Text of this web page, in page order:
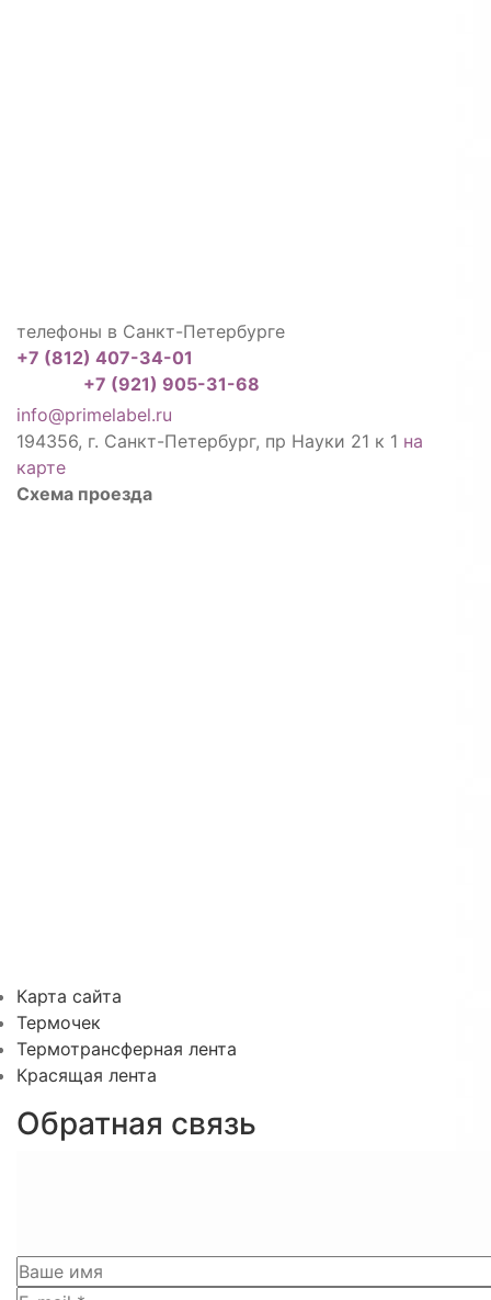
телефоны в Санкт-Петербурге
+7 (812) 407-34-01
+7 (921) 905-31-68
info@primelabel.ru
194356, г. Санкт-Петербург, пр Науки 21 к 1 на
карте
Схема проезда
Карта сайта
Термочек
Термотрансферная лента
Красящая лента
Обратная связь